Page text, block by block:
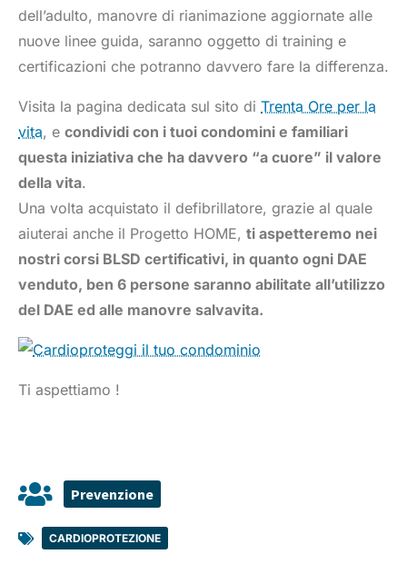
dell’adulto, manovre di rianimazione aggiornate alle
nuove linee guida, saranno oggetto di training e
certificazioni che potranno davvero fare la differenza.
Visita la pagina dedicata sul sito di Trenta Ore per la
vita, e condividi con i tuoi condomini e familiari
questa iniziativa che ha davvero “a cuore” il valore
della vita.
Una volta acquistato il defibrillatore, grazie al quale
aiuterai anche il Progetto HOME, ti aspetteremo nei
nostri corsi BLSD certificativi, in quanto ogni DAE
venduto, ben 6 persone saranno abilitate all’utilizzo
del DAE ed alle manovre salvavita.
Ti aspettiamo !
Prevenzione
CARDIOPROTEZIONE